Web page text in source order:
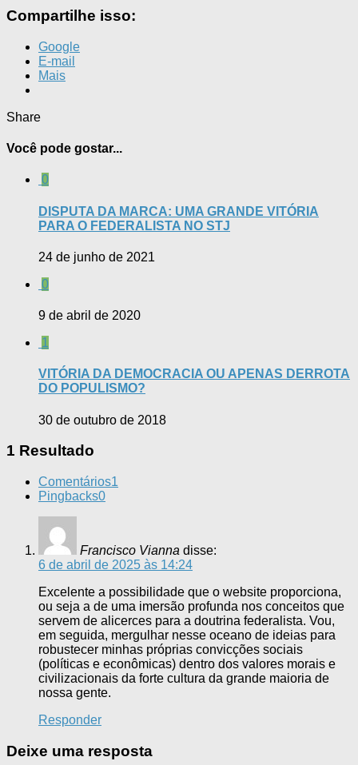
Compartilhe isso:
Google
E-mail
Mais
Share
Você pode gostar...
0
DISPUTA DA MARCA: UMA GRANDE VITÓRIA
PARA O FEDERALISTA NO STJ
24 de junho de 2021
0
9 de abril de 2020
1
VITÓRIA DA DEMOCRACIA OU APENAS DERROTA
DO POPULISMO?
30 de outubro de 2018
1 Resultado
Comentários1
Pingbacks0
Francisco Vianna disse:
6 de abril de 2025 às 14:24
Excelente a possibilidade que o website proporciona,
ou seja a de uma imersão profunda nos conceitos que
servem de alicerces para a doutrina federalista. Vou,
em seguida, mergulhar nesse oceano de ideias para
robustecer minhas próprias convicções sociais
(políticas e econômicas) dentro dos valores morais e
civilizacionais da forte cultura da grande maioria de
nossa gente.
Responder
Deixe uma resposta